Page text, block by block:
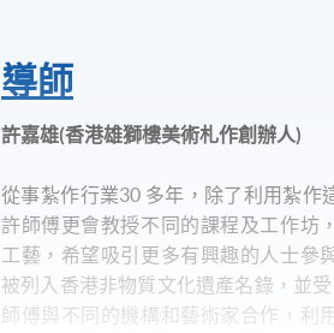
導師
許嘉雄(香港雄獅樓美術札作創辦人)
從事紮作行業30 多年，除了利用紮作
許師傅更會教授不同的課程及工作坊
工藝，希望吸引更多有興趣的人士參
被列入香港非物質文化遺產名錄，並
師傅與不同的機構和藝術家合作，利